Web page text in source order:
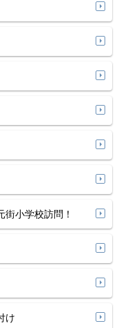
小学校訪問！
け